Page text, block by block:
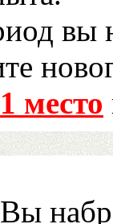
вы
1 место
Вы